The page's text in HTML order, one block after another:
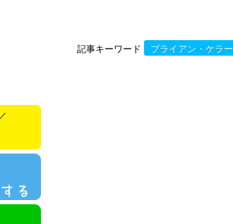
記事キーワード ブライアン・ケラー